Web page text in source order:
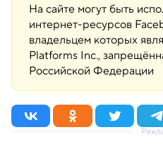
На сайте могут быть
интернет-ресурсов
владельцем которых
Platforms Inc.,
Российской Федерации